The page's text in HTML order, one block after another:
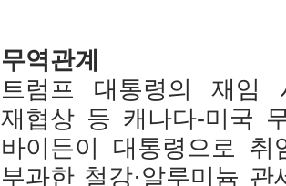
무역관계
트럼프 대통령의 재임
재협상 등 캐나다-미국
바이든이 대통령으로 취
부과한 철강·알루미늄 관